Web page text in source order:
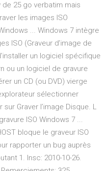
25 go verbatim mais
les images ISO
... Windows 7 intègre
ISO (Graveur d’image de
un logiciel spécifique
ou un logiciel de gravure
un CD (ou DVD) vierge
sélectionner
sur Graver l’image Disque. L
ISO Windows 7 ...
bloque le graveur ISO
rapporter un bug auprès
1. Insc: 2010-10-26.